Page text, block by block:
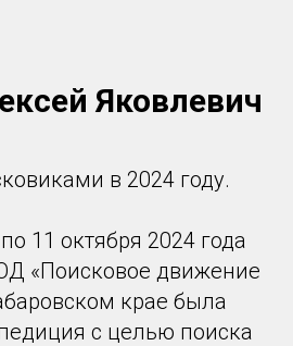
Яковлевич
в 2024 году.
11 октября 2024 года
«Поисковое движение
крае была
с целью поиска